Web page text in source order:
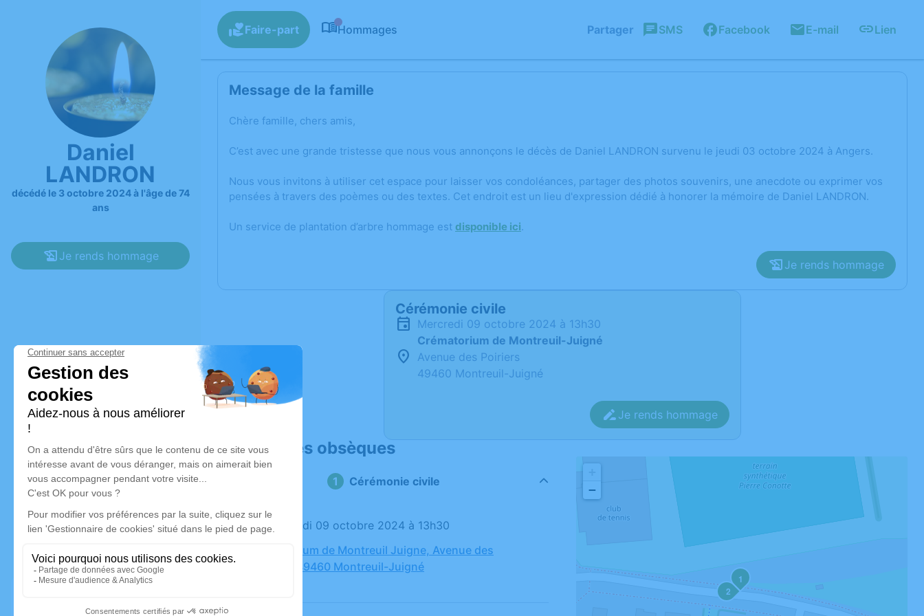
Daniel
LANDRON
décédé le 3 octobre 2024 à l'âge de 74
ans
Je rends hommage
Faire-part Hommages Partager SMS Facebook E-mail Lien
Message de la famille
Chère famille, chers amis,
C’est avec une grande tristesse que nous vous annonçons le décès de Daniel LANDRON survenu le jeudi 03 octobre 2024 à Angers.
Nous vous invitons à utiliser cet espace pour laisser vos condoléances, partager des photos souvenirs, une anecdote ou exprimer vos
pensées à travers des poèmes ou des textes. Cet endroit est un lieu d'expression dédié à honorer la mémoire de Daniel LANDRON.
Un service de plantation d’arbre hommage est disponible ici.
Je rends hommage
Cérémonie civile
mercredi 09 octobre 2024 à 13h30
Crématorium de Montreuil-Juigné
Avenue des Poiriers
49460 Montreuil-Juigné
Je rends hommage
Déroulé des obsèques
Cérémonie civile
Le mercredi 09 octobre 2024 à 13h30
Crématorium de Montreuil Juigne, Avenue des
Poiriers, 49460 Montreuil-Juigné
1
2
−